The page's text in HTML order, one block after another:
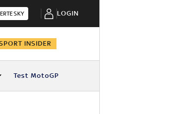
SKY LOGIN
INSIDER
Test MotoGP